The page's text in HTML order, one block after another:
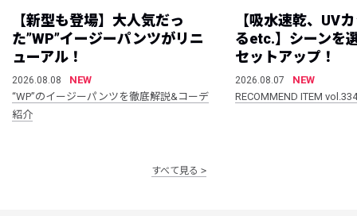
【新型も登場】大人気だっ
た”WP”イージーパンツがリニ
ューアル！
2026.08.08
NEW
“WP”のイージーパンツを徹底解説&コーデ
紹介
【吸水速乾、UV
るetc.】シーンを
セットアップ！
2026.08.07
NEW
RECOMMEND ITEM vol.334
すべて見る